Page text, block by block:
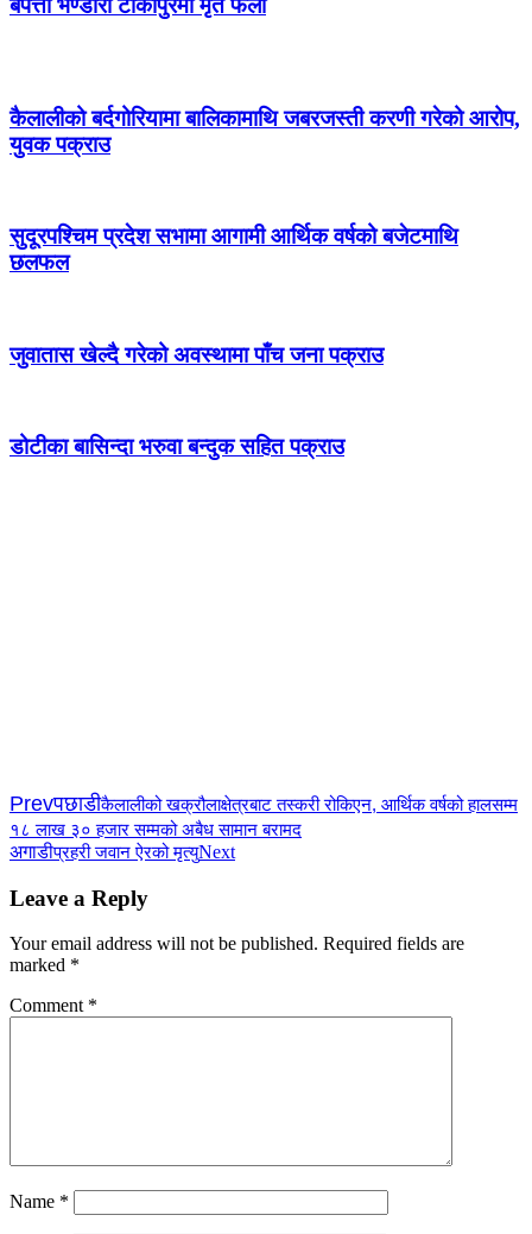
कैलालीको बर्दगोरियामा बालिकामाथि जबरजस्ती करणी गरेको आरोप,
युवक पक्राउ
सुदूरपश्चिम प्रदेश सभामा आगामी आर्थिक वर्षको बजेटमाथि
छलफल
जुवातास खेल्दै गरेको अवस्थामा पाँच जना पक्राउ
डोटीका बासिन्दा भरुवा बन्दुक सहित पक्राउ
Prevपछाडीकैलालीको खक्रौलाक्षेत्रबाट तस्करी रोकिएन, आर्थिक वर्षको हालसम्म
१८ लाख ३० हजार सम्मको अबैध सामान बरामद
अगाडीप्रहरी जवान ऐरको मृत्युNext
Leave a Reply
Your email address will not be published. Required fields are
marked *
Comment *
Name *